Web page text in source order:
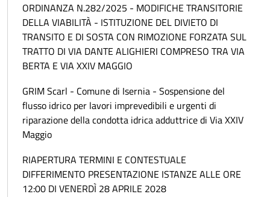
ORDINANZA N.282/2025 - MODIFICHE TRANSITORIE
DELLA VIABILITÀ - ISTITUZIONE DEL DIVIETO DI
TRANSITO E DI SOSTA CON RIMOZIONE FORZATA SUL
TRATTO DI VIA DANTE ALIGHIERI COMPRESO TRA VIA
BERTA E VIA XXIV MAGGIO
GRIM Scarl - Comune di Isernia - Sospensione del
flusso idrico per lavori imprevedibili e urgenti di
riparazione della condotta idrica adduttrice di Via XXIV
Maggio
RIAPERTURA TERMINI E CONTESTUALE
DIFFERIMENTO PRESENTAZIONE ISTANZE ALLE ORE
12:00 DI VENERDÌ 28 APRILE 2028